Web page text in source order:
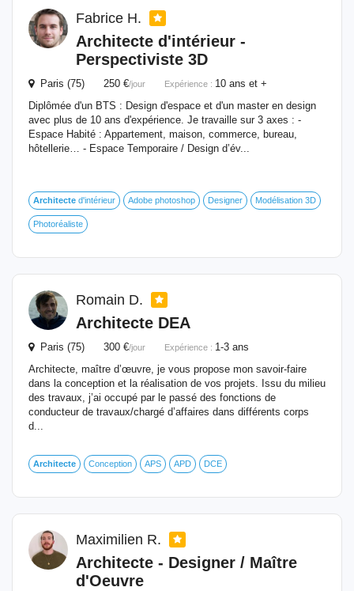
Fabrice H.
Architecte d'intérieur -
Perspectiviste 3D
Paris (75) 250 €/jour Expérience : 10 ans et +
Diplômée d'un BTS : Design d'espace et d'un master en design
avec plus de 10 ans d'expérience. Je travaille sur 3 axes : -
Espace Habité : Appartement, maison, commerce, bureau,
hôtellerie… - Espace Temporaire / Design d’év...
Architecte d'intérieur Adobe photoshop Designer Modélisation 3D
Photoréaliste
Romain D.
Architecte DEA
Paris (75) 300 €/jour Expérience : 1-3 ans
Architecte, maître d’œuvre, je vous propose mon savoir-faire
dans la conception et la réalisation de vos projets. Issu du milieu
des travaux, j’ai occupé par le passé des fonctions de
conducteur de travaux/chargé d’affaires dans différents corps
d...
Architecte Conception APS APD DCE
Maximilien R.
Architecte - Designer / Maître
d'Oeuvre